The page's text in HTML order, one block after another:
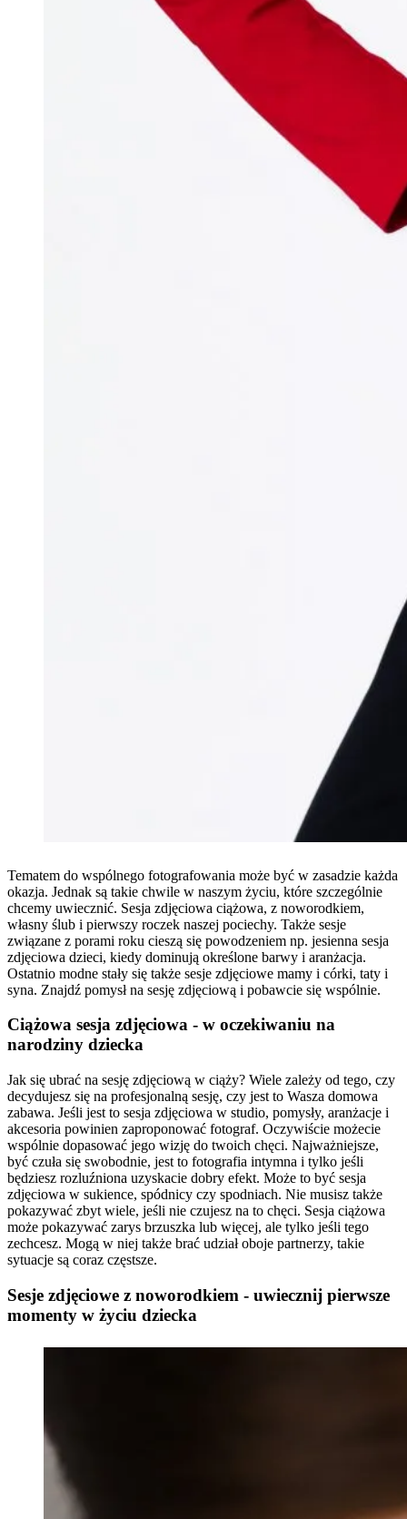
Tematem do wspólnego fotografowania może być w zasadzie każda
okazja. Jednak są takie chwile w naszym życiu, które szczególnie
chcemy uwiecznić. Sesja zdjęciowa ciążowa, z noworodkiem,
własny ślub i pierwszy roczek naszej pociechy. Także sesje
związane z porami roku cieszą się powodzeniem np. jesienna sesja
zdjęciowa dzieci, kiedy dominują określone barwy i aranżacja.
Ostatnio modne stały się także sesje zdjęciowe mamy i córki, taty i
syna. Znajdź pomysł na sesję zdjęciową i pobawcie się wspólnie.
Ciążowa sesja zdjęciowa - w oczekiwaniu na
narodziny dziecka
Jak się ubrać na sesję zdjęciową w ciąży? Wiele zależy od tego, czy
decydujesz się na profesjonalną sesję, czy jest to Wasza domowa
zabawa. Jeśli jest to sesja zdjęciowa w studio, pomysły, aranżacje i
akcesoria powinien zaproponować fotograf. Oczywiście możecie
wspólnie dopasować jego wizję do twoich chęci. Najważniejsze,
być czuła się swobodnie, jest to fotografia intymna i tylko jeśli
będziesz rozluźniona uzyskacie dobry efekt. Może to być sesja
zdjęciowa w sukience, spódnicy czy spodniach. Nie musisz także
pokazywać zbyt wiele, jeśli nie czujesz na to chęci. Sesja ciążowa
może pokazywać zarys brzuszka lub więcej, ale tylko jeśli tego
zechcesz. Mogą w niej także brać udział oboje partnerzy, takie
sytuacje są coraz częstsze.
Sesje zdjęciowe z noworodkiem - uwiecznij pierwsze
momenty w życiu dziecka